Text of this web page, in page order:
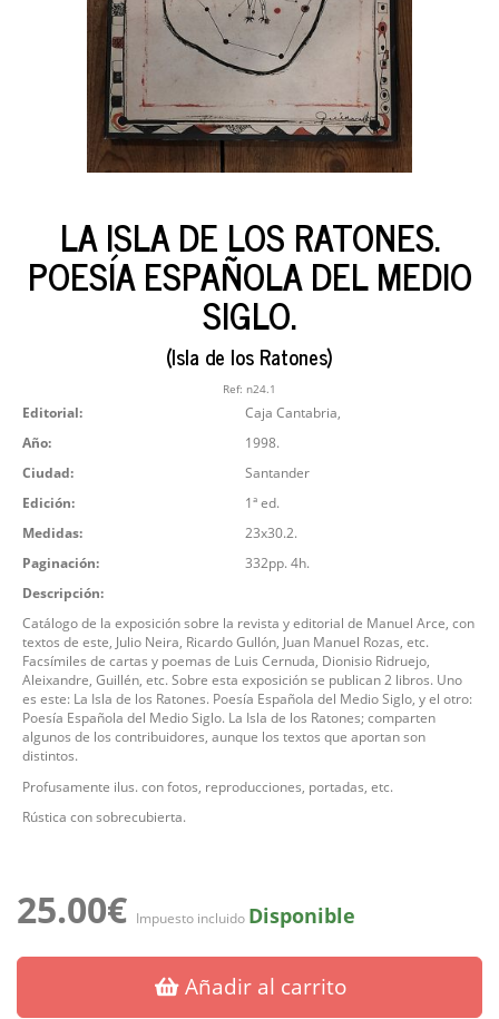
LA ISLA DE LOS RATONES.
POESÍA ESPAÑOLA DEL MEDIO
SIGLO.
(Isla de los Ratones)
Ref: n24.1
Editorial:
Caja Cantabria,
Año:
1998.
Ciudad:
Santander
Edición:
1ª ed.
Medidas:
23x30.2.
Paginación:
332pp. 4h.
Descripción:
Catálogo de la exposición sobre la revista y editorial de Manuel Arce, con
textos de este, Julio Neira, Ricardo Gullón, Juan Manuel Rozas, etc.
Facsímiles de cartas y poemas de Luis Cernuda, Dionisio Ridruejo,
Aleixandre, Guillén, etc. Sobre esta exposición se publican 2 libros. Uno
es este: La Isla de los Ratones. Poesía Española del Medio Siglo, y el otro:
Poesía Española del Medio Siglo. La Isla de los Ratones; comparten
algunos de los contribuidores, aunque los textos que aportan son
distintos.
Profusamente ilus. con fotos, reproducciones, portadas, etc.
Rústica con sobrecubierta.
25.00€ Impuesto incluido Disponible
Añadir al carrito